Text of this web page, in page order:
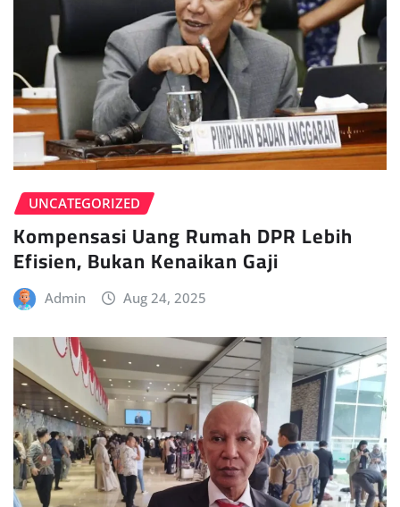
UNCATEGORIZED
Kompensasi Uang Rumah DPR Lebih
Efisien, Bukan Kenaikan Gaji
Admin Aug 24, 2025